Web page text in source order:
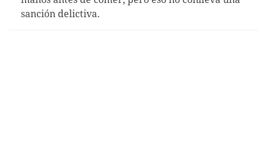
sanción delictiva.